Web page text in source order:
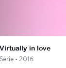
in love
• 2016